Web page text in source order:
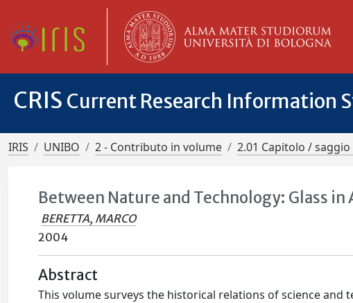
CRIS Current Research Information
IRIS UNIBO 2 - Contributo in volume 2.01 Capitolo /
Between Nature and Technology: Glass
BERETTA, MARCO
2004
Abstract
This volume surveys the historical relations of science